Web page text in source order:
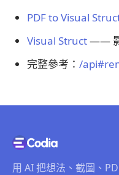
PDF to Visual
Visual Struct—— 影
完整參考： /
用 AI 把想法、截圖、